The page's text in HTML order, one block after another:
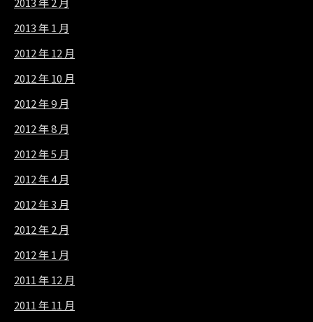
2013 年 1 月
2012 年 12 月
2012 年 10 月
2012 年 9 月
2012 年 8 月
2012 年 5 月
2012 年 4 月
2012 年 3 月
2012 年 2 月
2012 年 1 月
2011 年 12 月
2011 年 11 月